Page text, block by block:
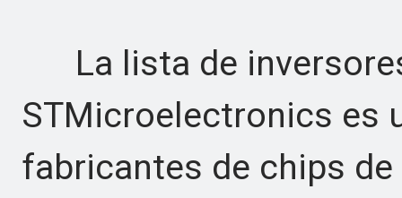
La lista de
STMicroelectronics es
fabricantes de chips de